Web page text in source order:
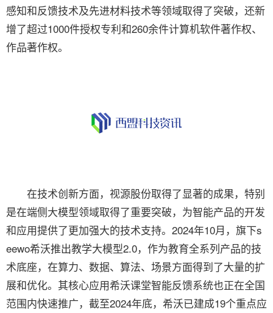
感知和反馈技术及先进材料技术等领域取得了突破，还新
增了超过1000件授权专利和260余件计算机软件著作权、
作品著作权。
在技术创新方面，视源股份取得了显著的成果，特别
是在端侧大模型领域取得了重要突破，为智能产品的开发
和应用提供了更加强大的技术支持。2024年10月，旗下s
eewo希沃推出教学大模型2.0，作为教育全系列产品的技
术底座，在算力、数据、算法、场景方面得到了大量的扩
展和优化。其核心应用希沃课堂智能反馈系统也正在全国
范围内快速推广，截至2024年底，希沃已建成19个重点应